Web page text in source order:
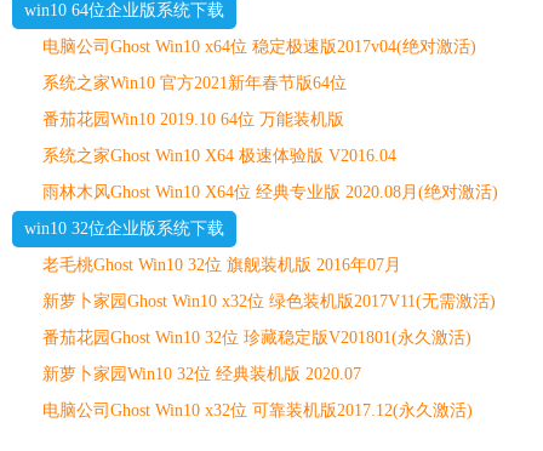
win10 64位企业版系统下载
电脑公司Ghost Win10 x64位 稳定极速版2017v04(绝对激活)
系统之家Win10 官方2021新年春节版64位
番茄花园Win10 2019.10 64位 万能装机版
系统之家Ghost Win10 X64 极速体验版 V2016.04
雨林木风Ghost Win10 X64位 经典专业版 2020.08月(绝对激活)
win10 32位企业版系统下载
老毛桃Ghost Win10 32位 旗舰装机版 2016年07月
新萝卜家园Ghost Win10 x32位 绿色装机版2017V11(无需激活)
番茄花园Ghost Win10 32位 珍藏稳定版V201801(永久激活)
新萝卜家园Win10 32位 经典装机版 2020.07
电脑公司Ghost Win10 x32位 可靠装机版2017.12(永久激活)